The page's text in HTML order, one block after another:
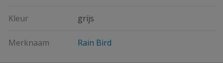
Kleur grijs
Merknaam Rain Bird